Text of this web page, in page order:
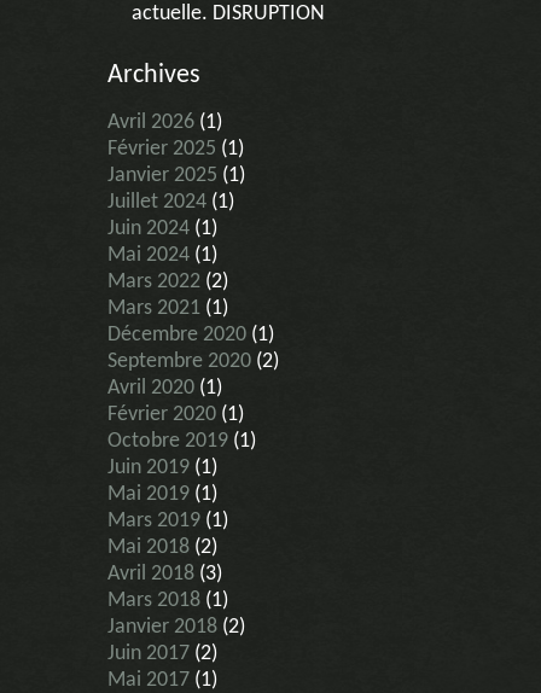
actuelle. DISRUPTION
Archives
Avril 2026 (1)
Février 2025 (1)
Janvier 2025 (1)
Juillet 2024 (1)
Juin 2024 (1)
Mai 2024 (1)
Mars 2022 (2)
Mars 2021 (1)
Décembre 2020 (1)
Septembre 2020 (2)
Avril 2020 (1)
Février 2020 (1)
Octobre 2019 (1)
Juin 2019 (1)
Mai 2019 (1)
Mars 2019 (1)
Mai 2018 (2)
Avril 2018 (3)
Mars 2018 (1)
Janvier 2018 (2)
Juin 2017 (2)
Mai 2017 (1)